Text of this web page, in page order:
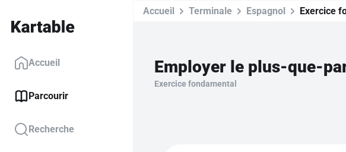
Accueil
Parcourir
Recherche
Accueil Terminale Espagnol Exercice
Employer le plus-que-
Exercice fondamental